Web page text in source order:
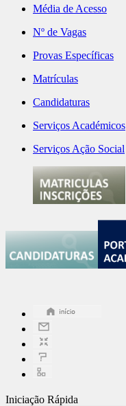
Média de Acesso
Nº de Vagas
Provas Específicas
Matrículas
Candidaturas
Serviços Académicos
Serviços Ação Social
Iniciação Rápida